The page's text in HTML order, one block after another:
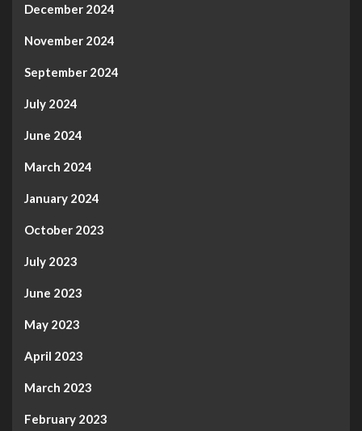
December 2024
November 2024
September 2024
July 2024
June 2024
March 2024
January 2024
October 2023
July 2023
June 2023
May 2023
April 2023
March 2023
February 2023